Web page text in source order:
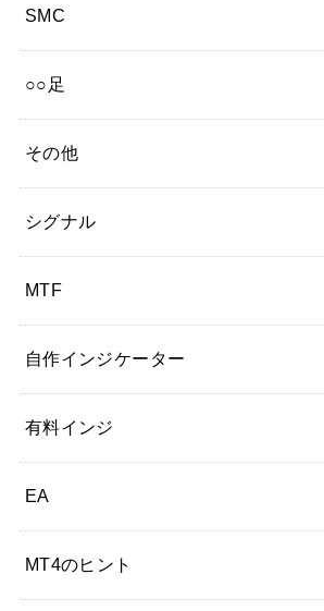
SMC
○○足
その他
シグナル
MTF
自作インジケーター
有料インジ
EA
MT4のヒント